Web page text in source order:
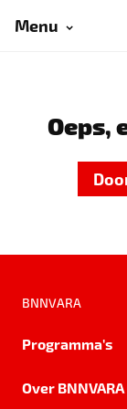
Menu
Oeps,
BNNVARA
Programma's
Over BNNVARA